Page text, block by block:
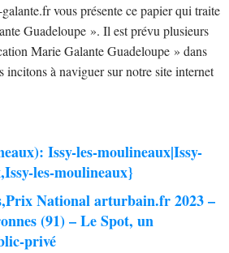
vous présente ce papier qui traite
Guadeloupe ». Il est prévu plusieurs
Marie Galante Guadeloupe » dans
incitons à naviguer sur notre site internet
Issy-les-moulineaux|Issy-
les-moulineaux}
National arturbain.fr 2023 –
(91) – Le Spot, un
privé